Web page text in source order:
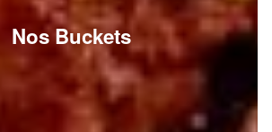
Nos Buckets